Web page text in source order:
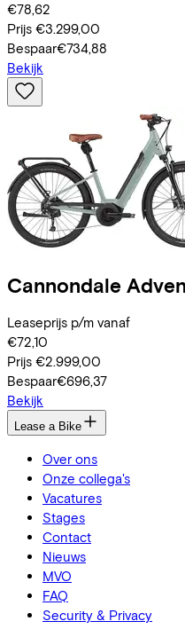
€78,62
Prijs €3.299,00
Bespaar€734,88
Bekijk
Cannondale
Leaseprijs p/m vanaf
€72,10
Prijs €2.999,00
Bespaar€696,37
Bekijk
Lease a Bike
Over ons
Onze collega's
Vacatures
Stages
Contact
Nieuws
MVO
FAQ
Security & Privacy